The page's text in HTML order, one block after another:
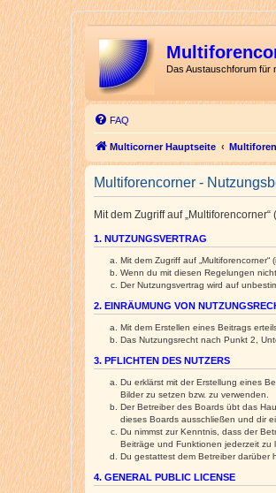
Das Austauschforum für
FAQ
Multicorner Hauptseite
Multiforencorner -
Mit dem Zugriff auf
1. NUTZUNGSVERTRAG
Mit dem Zugriff auf
Wenn du mit diesen Regelungen
Der Nutzungsvertrag wird auf
2. EINRÄUMUNG VON
Mit dem Erstellen eines Beitrags
Das Nutzungsrecht nach Punkt 2,
3. PFLICHTEN DES NUTZERS
Du erklärst mit der Erstellung eines
Bilder zu setzen bzw. zu verwenden.
Der Betreiber des Boards übt das
dieses Boards ausschließen und dir
Du nimmst zur Kenntnis, dass der
Beiträge und Funktionen jederzeit zu
Du gestattest dem Betreiber darüber
4. GENERAL PUBLIC LICENSE